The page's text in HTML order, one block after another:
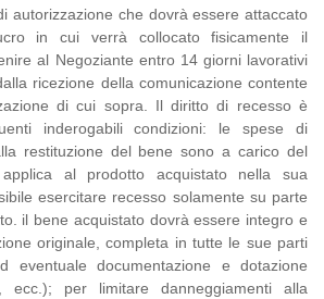
autorizzazione che dovrà essere attaccato
in cui verrà collocato fisicamente il
al Negoziante entro 14 giorni lavorativi
ricezione della comunicazione contente
di cui sopra. Il diritto di recesso è
inderogabili condizioni: le spese di
restituzione del bene sono a carico del
al prodotto acquistato nella sua
esercitare recesso solamente su parte
il bene acquistato dovrà essere integro e
originale, completa in tutte le sue parti
eventuale documentazione e dotazione
ecc.); per limitare danneggiamenti alla